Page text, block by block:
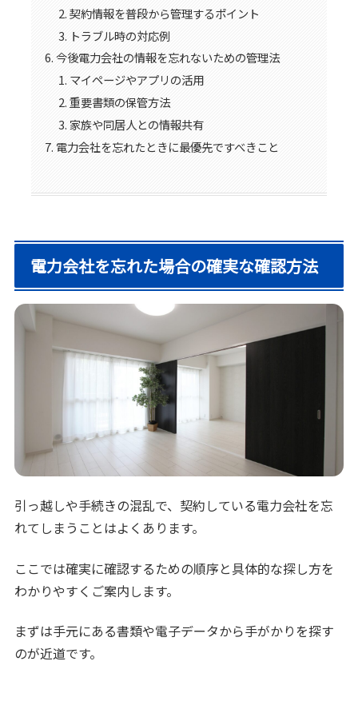
契約情報を普段から管理するポイント
トラブル時の対応例
今後電力会社の情報を忘れないための管理法
マイページやアプリの活用
重要書類の保管方法
家族や同居人との情報共有
電力会社を忘れたときに最優先ですべきこと
電力会社を忘れた場合の確実な確認方法
引っ越しや手続きの混乱で、契約している電力会社を忘
れてしまうことはよくあります。
ここでは確実に確認するための順序と具体的な探し方を
わかりやすくご案内します。
まずは手元にある書類や電子データから手がかりを探す
のが近道です。